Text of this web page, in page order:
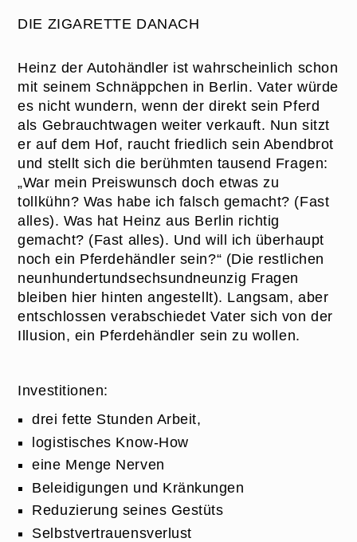
DIE ZIGARETTE DANACH
Heinz der Autohändler ist wahrscheinlich schon
mit seinem Schnäppchen in Berlin. Vater würde
es nicht wundern, wenn der direkt sein Pferd
als Gebrauchtwagen weiter verkauft. Nun sitzt
er auf dem Hof, raucht friedlich sein Abendbrot
und stellt sich die berühmten tausend Fragen:
„War mein Preiswunsch doch etwas zu
tollkühn? Was habe ich falsch gemacht? (Fast
alles). Was hat Heinz aus Berlin richtig
gemacht? (Fast alles). Und will ich überhaupt
noch ein Pferdehändler sein?“ (Die restlichen
neunhundertundsechsundneunzig Fragen
bleiben hier hinten angestellt). Langsam, aber
entschlossen verabschiedet Vater sich von der
Illusion, ein Pferdehändler sein zu wollen.
Investitionen:
drei fette Stunden Arbeit,
logistisches Know-How
eine Menge Nerven
Beleidigungen und Kränkungen
Reduzierung seines Gestüts
Selbstvertrauensverlust